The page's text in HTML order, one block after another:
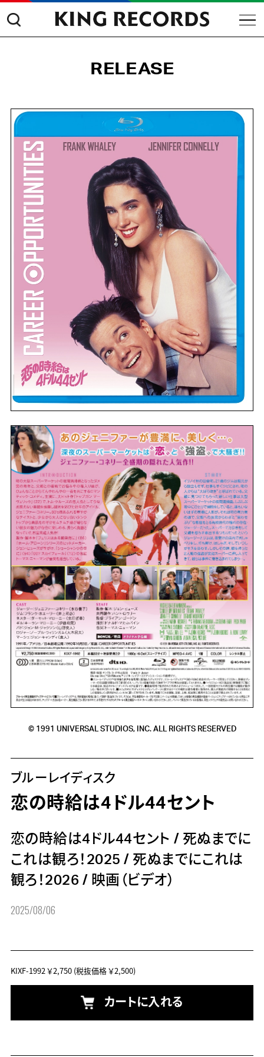
RELEASE
© 1991 UNIVERSAL STUDIOS, INC. ALL RIGHTS RESERVED
ブルーレイディスク
恋の時給は4ドル44セント
恋の時給は4ドル44セント / 死ぬまでに
これは観ろ！2025 / 死ぬまでにこれは
観ろ！2026 / 映画（ビデオ）
2025/08/06
KIXF-1992￥2,750(税抜価格 ￥2,500)
カートに入れる